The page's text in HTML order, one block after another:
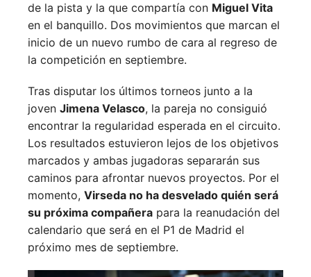
de la pista y la que compartía con Miguel Vita
en el banquillo. Dos movimientos que marcan el
inicio de un nuevo rumbo de cara al regreso de
la competición en septiembre.
Tras disputar los últimos torneos junto a la
joven Jimena Velasco, la pareja no consiguió
encontrar la regularidad esperada en el circuito.
Los resultados estuvieron lejos de los objetivos
marcados y ambas jugadoras separarán sus
caminos para afrontar nuevos proyectos. Por el
momento, Virseda no ha desvelado quién será
su próxima compañera para la reanudación del
calendario que será en el P1 de Madrid el
próximo mes de septiembre.